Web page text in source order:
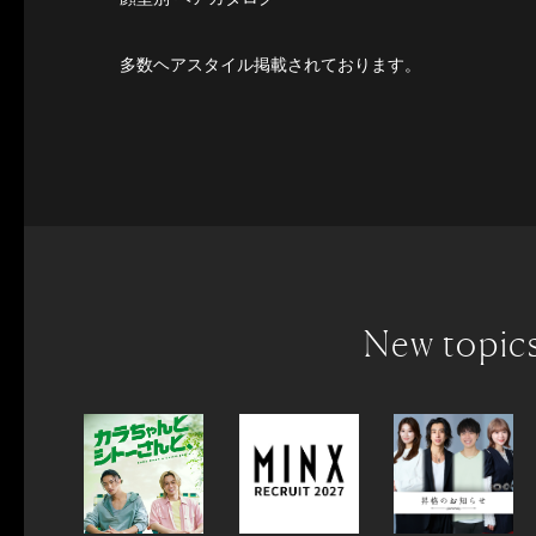
多数ヘアスタイル掲載されております。
New